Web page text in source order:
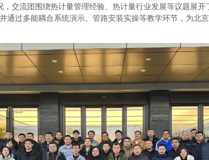
交流团围绕热计量管理经验、热计量行业发展等议题展
通过多能耦合系统演示、管路安装实操等教学环节，为北